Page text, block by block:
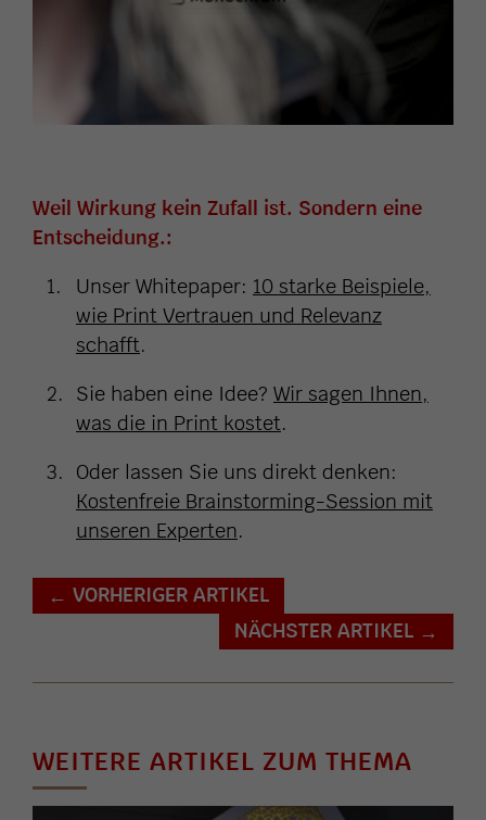
Weil Wirkung kein Zufall ist. Sondern eine
Entscheidung.:
Unser Whitepaper: 10 starke Beispiele,
wie Print Vertrauen und Relevanz
schafft.
Sie haben eine Idee? Wir sagen Ihnen,
was die in Print kostet.
Oder lassen Sie uns direkt denken:
Kostenfreie Brainstorming-Session mit
unseren Experten.
← VORHERIGER ARTIKEL
NÄCHSTER ARTIKEL →
WEITERE ARTIKEL ZUM THEMA